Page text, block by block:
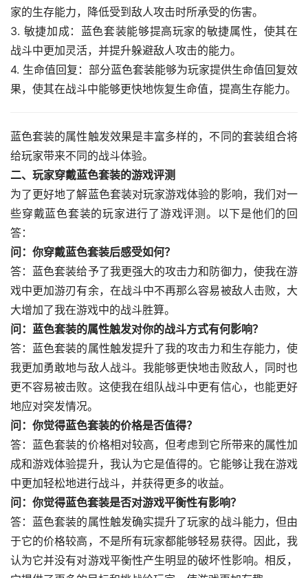
家的生存能力，降低受到敌人攻击时所承受的伤害。
3. 敏捷加成：蓝色套装能够提高玩家的敏捷属性，使其在
战斗中更加灵活，并提升躲避敌人攻击的能力。
4. 生命值回复：部分蓝色套装能够为玩家提供生命值回复效
果，使其在战斗中能够更快地恢复生命值，提高生存能力。
蓝色套装的属性触发效果是丰富多样的，不同的套装组合将
给玩家带来不同的战斗体验。
二、玩家穿戴蓝色套装的游戏评测
为了更好地了解蓝色套装对玩家游戏体验的影响，我们对一
些穿戴蓝色套装的玩家进行了游戏评测。以下是他们的回
答：
问：你穿戴蓝色套装后感受如何？
答：蓝色套装给予了我更强大的攻击力和防御力，使我在游
戏中更加游刃有余，在战斗中不再那么容易被敌人击败，大
大增加了我在游戏中的战斗胜算。
问：蓝色套装的属性触发对你的战斗方式有何影响？
答：蓝色套装的属性触发提升了我的攻击力和生存能力，使
我更加勇敢地与敌人战斗。我能够更快地击败敌人，同时也
更不容易被击败。这使我在组队战斗中更有信心，也能更好
地应对突发情况。
问：你觉得蓝色套装的价格是否值得？
答：蓝色套装的价格相对较高，但考虑到它所带来的属性加
成和游戏体验提升，我认为它是值得的。它能够让我在游戏
中更加轻松地进行战斗，并获得更多的收益。
问：你觉得蓝色套装是否对游戏平衡性有影响？
答：蓝色套装的属性触发确实提升了玩家的战斗能力，但由
于它的价格较高，不是所有玩家都能够轻易获得。因此，我
认为它并没有对游戏平衡性产生明显的破坏性影响。相反，